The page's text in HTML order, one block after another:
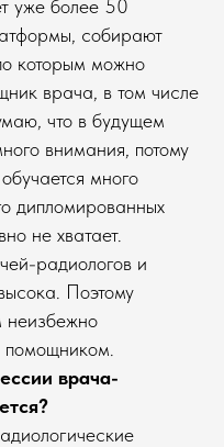
уже более 50
собирают
которым можно
врача, в том числе
что в будущем
внимания, потому
много
дипломированных
не хватает.
радиологов и
Поэтому
неизбежно
врача-